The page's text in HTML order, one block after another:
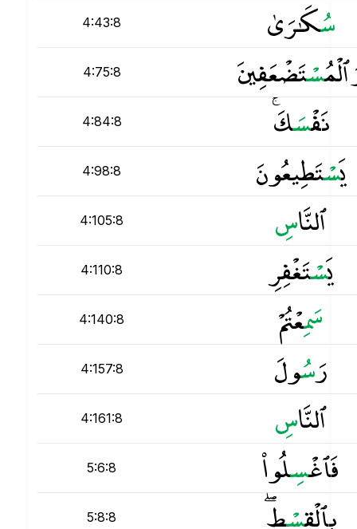
4:43:8 سُكَـٰرَىٰ
4:75:8 سْتَضْعَفِينَ
4:84:8 نَفْسَكَ ۚ
4:98:8 يَسْتَطِيعُونَ
4:105:8 ٱلنَّاس
4:110:8 يَسْتَغْفِرِ
4:140:8 سَمِعْتُمْ
4:157:8 رَسُولَ
4:161:8 ٱلنَّاس
5:6:8 فَٱغْسِلُوا۟
5:8:8 بِٱلْقِسْطِ ۖ